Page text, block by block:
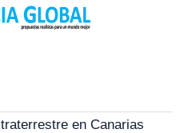
en Canarias